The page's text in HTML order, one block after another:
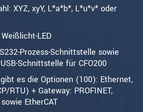
XYZ, xyY, L*a*b*, L*u*v* oder
LED
Prozess-Schnittstelle sowie
Schnittstelle für CFO200
es die Optionen (100): Ethernet,
RTU) + Gateway: PROFINET,
EtherCAT